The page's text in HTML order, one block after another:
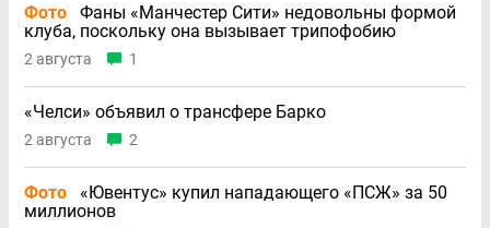
Фото
Фаны «Манчестер Сити» недовольны формой
клуба, поскольку она вызывает трипофобию
2 августа 1
«Челси» объявил о трансфере Барко
2 августа 2
Фото
«Ювентус» купил нападающего «ПСЖ» за 50
миллионов